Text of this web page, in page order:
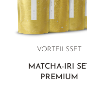
VORTEILSSET
MATCHA-IRI SET
PREMIUM